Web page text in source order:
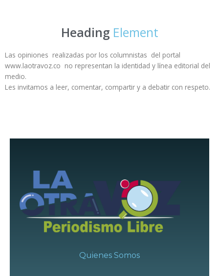
Heading Element
Las opiniones realizadas por los columnistas del portal
www.laotravoz.co no representan la identidad y línea editorial del
medio.
Les invitamos a leer, comentar, compartir y a debatir con respeto.
Quienes Somos